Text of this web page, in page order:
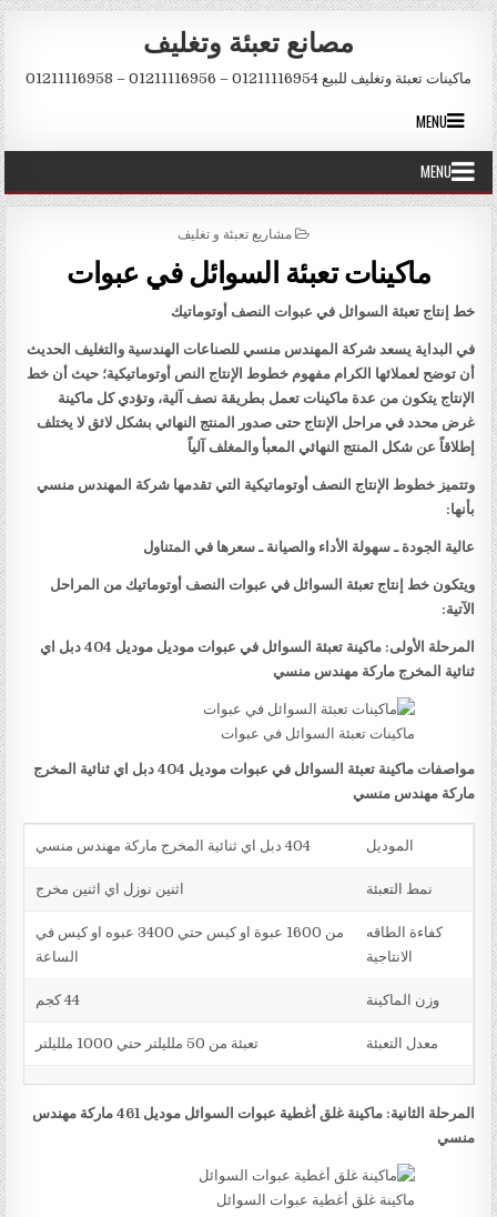
Skip to content
مصانع تعبئة وتغليف
ماكينات تعبئة وتغليف للبيع 01211116954 – 01211116956 – 01211116958
MENU
MENU
POSTED IN
مشاريع تعبئة و تغليف
ماكينات تعبئة السوائل في عبوات
خط إنتاج تعبئة السوائل في عبوات النصف أوتوماتيك
في البداية يسعد شركة المهندس منسي للصناعات الهندسية والتغليف الحديث
أن توضح لعملائها الكرام مفهوم خطوط الإنتاج النص أوتوماتيكية؛ حيث أن خط
الإنتاج يتكون من عدة ماكينات تعمل بطريقة نصف آلية، وتؤدي كل ماكينة
غرض محدد في مراحل الإنتاج حتى صدور المنتج النهائي بشكل لائق لا يختلف
إطلاقاً عن شكل المنتج النهائي المعبأ والمغلف آلياً
وتتميز خطوط الإنتاج النصف أوتوماتيكية التي تقدمها شركة المهندس منسي
بأنها:
عالية الجودة ـ سهولة الأداء والصيانة ـ سعرها في المتناول
ويتكون خط إنتاج تعبئة السوائل في عبوات النصف أوتوماتيك من المراحل
الآتية:
المرحلة الأولى: ماكينة تعبئة السوائل في عبوات موديل موديل 404 دبل اي
ثنائية المخرج ماركة مهندس منسي
ماكينات تعبئة السوائل في عبوات
مواصفات ماكينة تعبئة السوائل في عبوات موديل 404 دبل اي ثنائية المخرج
ماركة مهندس منسي
الموديل 404 دبل اي ثنائية المخرج ماركة مهندس منسي
نمط التعبئة اثنين نوزل اي اثنين مخرج
كفاءة الطاقه
الانتاجية
من 1600 عبوة او كيس حتي 3400 عبوه او كيس في
الساعة
وزن الماكينة 44 كجم
معدل التعبئة تعبئة من 50 ملليلتر حتي 1000 ملليلتر
المرحلة الثانية: ماكينة غلق أغطية عبوات السوائل موديل 461 ماركة مهندس
منسي
ماكينة غلق أغطية عبوات السوائل